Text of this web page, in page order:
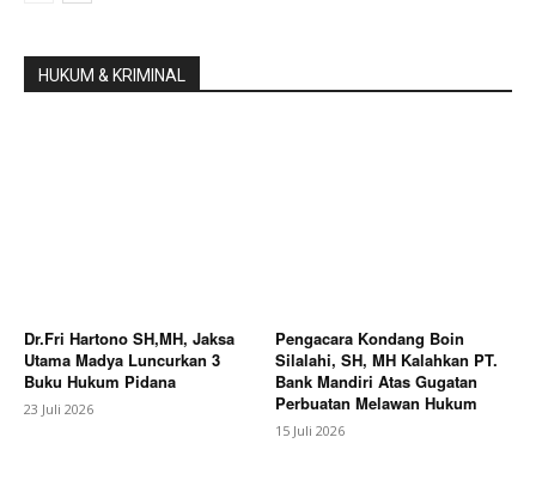
HUKUM & KRIMINAL
Dr.Fri Hartono SH,MH, Jaksa
Utama Madya Luncurkan 3
Buku Hukum Pidana
23 Juli 2026
Pengacara Kondang Boin
Silalahi, SH, MH Kalahkan PT.
Bank Mandiri Atas Gugatan
Perbuatan Melawan Hukum
15 Juli 2026